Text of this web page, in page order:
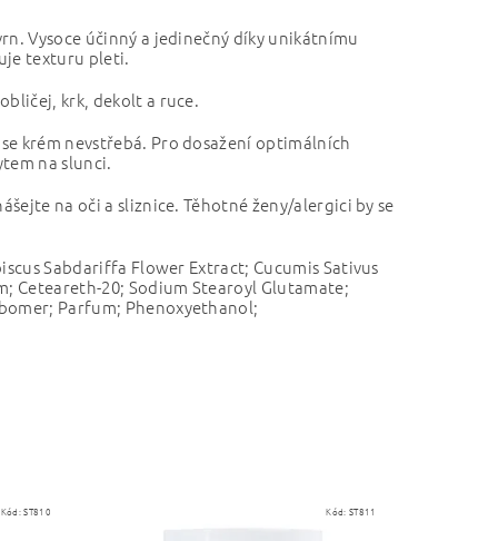
Vysoce účinný a jedinečný díky unikátnímu
texturu pleti.
krk, dekolt a ruce.
krém nevstřebá. Pro dosažení optimálních
na slunci.
na oči a sliznice. Těhotné ženy/alergici by se
Sabdariffa Flower Extract; Cucumis Sativus
Ceteareth-20; Sodium Stearoyl Glutamate;
Parfum; Phenoxyethanol;
Kód:ST810 Kód:ST811